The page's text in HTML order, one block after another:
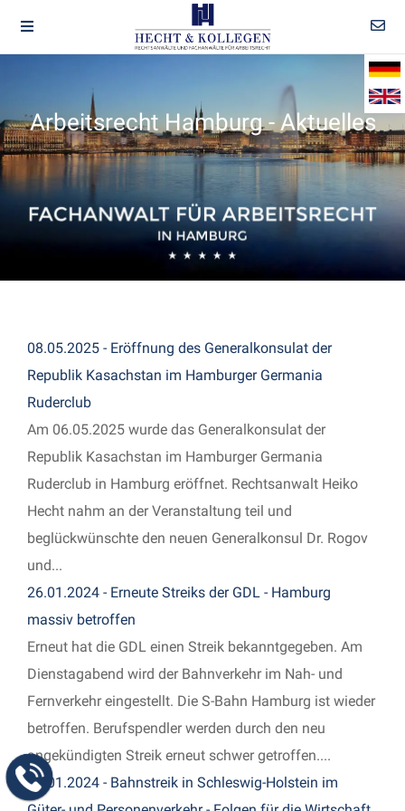
Arbeitsrecht Hamburg - Aktuelles
08.05.2025 - Eröffnung des Generalkonsulat der
Republik Kasachstan im Hamburger Germania
Ruderclub
Am 06.05.2025 wurde das Generalkonsulat der
Republik Kasachstan im Hamburger Germania
Ruderclub in Hamburg eröffnet. Rechtsanwalt Heiko
Hecht nahm an der Veranstaltung teil und
beglückwünschte den neuen Generalkonsul Dr. Rogov
und...
26.01.2024 - Erneute Streiks der GDL - Hamburg
massiv betroffen
Erneut hat die GDL einen Streik bekanntgegeben. Am
Dienstagabend wird der Bahnverkehr im Nah- und
Fernverkehr eingestellt. Die S-Bahn Hamburg ist wieder
betroffen. Berufspendler werden durch den neu
angekündigten Streik erneut schwer getroffen....
26.01.2024 - Bahnstreik in Schleswig-Holstein im